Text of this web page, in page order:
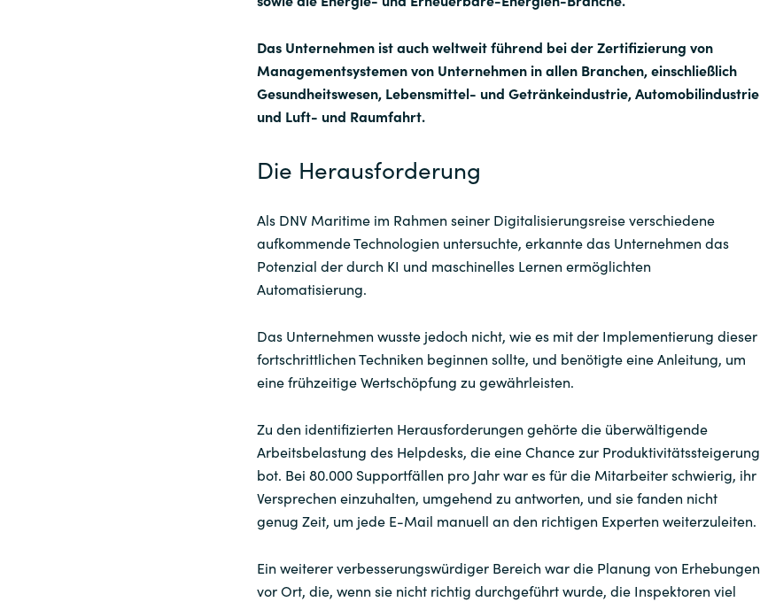
Sri Lanka
Sweden
Ukraine
United Kingdom
Das Unternehmen ist auch weltweit führend bei der Zertifizierung von
Managementsystemen von Unternehmen in allen Branchen, einschließlich
Gesundheitswesen, Lebensmittel- und Getränkeindustrie, Automobilindustrie
und Luft- und Raumfahrt.
Die Herausforderung
Als DNV Maritime im Rahmen seiner Digitalisierungsreise verschiedene
aufkommende Technologien untersuchte, erkannte das Unternehmen das
Potenzial der durch KI und maschinelles Lernen ermöglichten
Automatisierung.
Das Unternehmen wusste jedoch nicht, wie es mit der Implementierung dieser
fortschrittlichen Techniken beginnen sollte, und benötigte eine Anleitung, um
eine frühzeitige Wertschöpfung zu gewährleisten.
Zu den identifizierten Herausforderungen gehörte die überwältigende
Arbeitsbelastung des Helpdesks, die eine Chance zur Produktivitätssteigerung
bot. Bei 80.000 Supportfällen pro Jahr war es für die Mitarbeiter schwierig, ihr
Versprechen einzuhalten, umgehend zu antworten, und sie fanden nicht
genug Zeit, um jede E-Mail manuell an den richtigen Experten weiterzuleiten.
Ein weiterer verbesserungswürdiger Bereich war die Planung von Erhebungen
vor Ort, die, wenn sie nicht richtig durchgeführt wurde, die Inspektoren viel